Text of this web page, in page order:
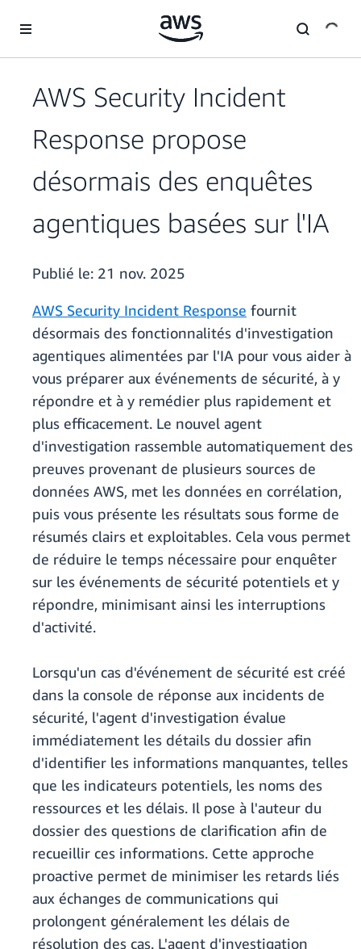
AWS Security Incident
Response propose
désormais des enquêtes
agentiques basées sur l'IA
Publié le: 21 nov. 2025
AWS Security Incident Response fournit
désormais des fonctionnalités d'investigation
agentiques alimentées par l'IA pour vous aider à
vous préparer aux événements de sécurité, à y
répondre et à y remédier plus rapidement et
plus efficacement. Le nouvel agent
d'investigation rassemble automatiquement des
preuves provenant de plusieurs sources de
données AWS, met les données en corrélation,
puis vous présente les résultats sous forme de
résumés clairs et exploitables. Cela vous permet
de réduire le temps nécessaire pour enquêter
sur les événements de sécurité potentiels et y
répondre, minimisant ainsi les interruptions
d'activité.
Lorsqu'un cas d'événement de sécurité est créé
dans la console de réponse aux incidents de
sécurité, l'agent d'investigation évalue
immédiatement les détails du dossier afin
d'identifier les informations manquantes, telles
que les indicateurs potentiels, les noms des
ressources et les délais. Il pose à l'auteur du
dossier des questions de clarification afin de
recueillir ces informations. Cette approche
proactive permet de minimiser les retards liés
aux échanges de communications qui
prolongent généralement les délais de
résolution des cas. L'agent d'investigation